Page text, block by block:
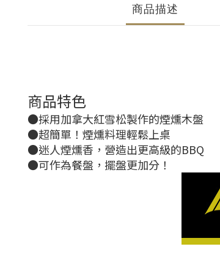
商品描述
商品特色
●採用加拿大紅雪松製作的煙燻木盤
●超簡單！煙燻料理輕鬆上桌
●迷人煙燻香，營造出更高級的BBQ
●可作為餐盤，擺盤更加分！